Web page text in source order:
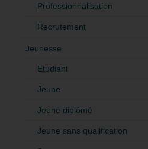
Professionnalisation
Recrutement
Jeunesse
Etudiant
Jeune
Jeune diplômé
Jeune sans qualification